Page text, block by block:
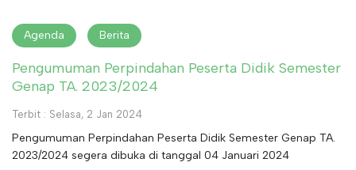
Agenda Berita
Pengumuman Perpindahan Peserta Didik Semester
Genap TA. 2023/2024
Terbit : Selasa, 2 Jan 2024
Pengumuman Perpindahan Peserta Didik Semester Genap TA.
2023/2024 segera dibuka di tanggal 04 Januari 2024